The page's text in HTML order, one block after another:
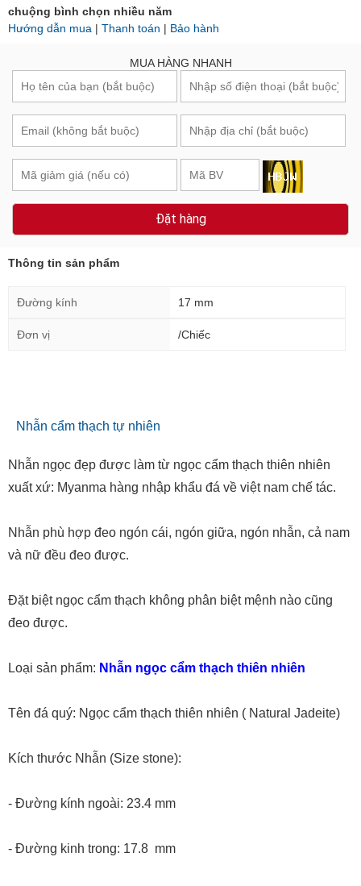
chuộng bình chọn nhiều năm
Hướng dẫn mua | Thanh toán | Bảo hành
MUA HÀNG NHANH
Đặt hàng
Thông tin sản phẩm
Đường kính 17 mm
Đơn vị /Chiếc
Nhẫn cẩm thạch tự nhiên
Nhẫn ngọc đẹp được làm từ ngọc cẩm thạch thiên nhiên
xuất xứ: Myanma hàng nhập khẩu đá về việt nam chế tác.
Nhẫn phù hợp đeo ngón cái, ngón giữa, ngón nhẫn, cả nam
và nữ đều đeo được.
Đặt biệt ngọc cẩm thạch không phân biệt mệnh nào cũng
đeo được.
Loại sản phẩm: Nhẫn ngọc cẩm thạch thiên nhiên
Tên đá quý: Ngọc cẩm thạch thiên nhiên ( Natural Jadeite)
Kích thước Nhẫn (Size stone):
- Đường kính ngoài: 23.4 mm
- Đường kinh trong: 17.8 mm